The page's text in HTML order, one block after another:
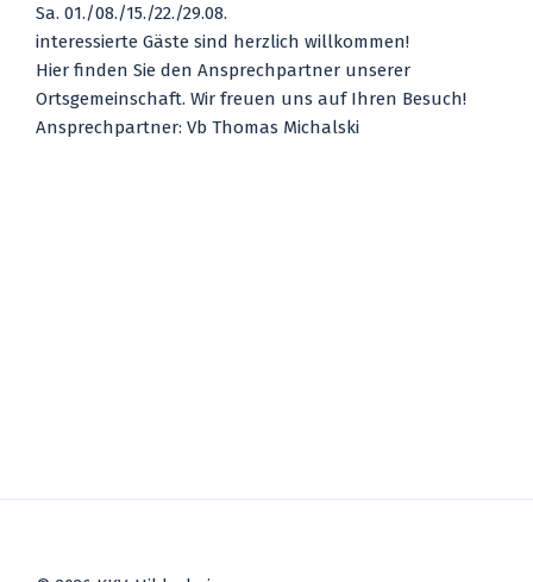
Sa. 01./08./15./22./29.08.
interessierte Gäste sind herzlich willkommen!
Hier finden Sie den Ansprechpartner unserer
Ortsgemeinschaft. Wir freuen uns auf Ihren Besuch!
Ansprechpartner: Vb Thomas Michalski